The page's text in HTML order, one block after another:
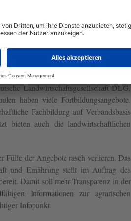
Kenntnisse wie etwa
(für die Direktvermarktung) oder
wieder ändernden regulatorischen und
Naturschutz) erzeugen Bedarf an
und -ämter sowie die
Landwirtschaftsgesellschaft DLG,
haben viele Fortbildungsangebote.
Fachbildung auf Verbandsbasis
bieten auch die landwirtschaftlichen
Fülle der Angebote rasch verlieren. Das
und Ernährung stellt im Auftrag des
Damit soll mehr Transparenz in der
Informationen zur agrarischen
Infopunkt.